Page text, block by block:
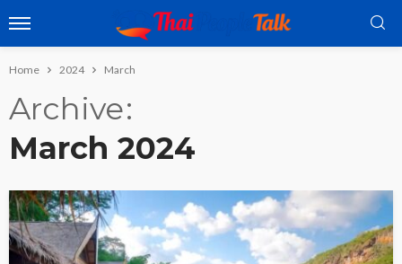
Home 2024 March
Archive
March 2024